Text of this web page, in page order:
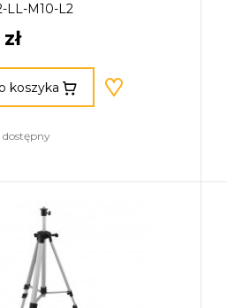
LL-M10-L2
koszyka